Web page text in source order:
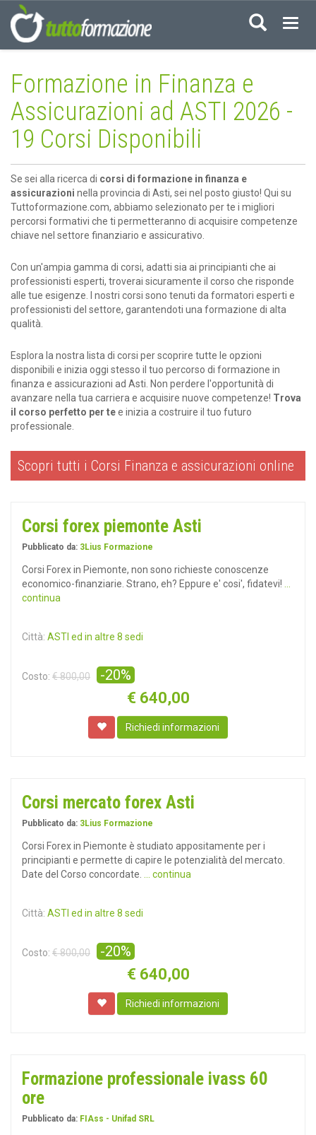
Formazione in Finanza e
Assicurazioni ad ASTI 2026 -
19 Corsi Disponibili
Se sei alla ricerca di corsi di formazione in finanza e
assicurazioni nella provincia di Asti, sei nel posto giusto! Qui su
Tuttoformazione.com, abbiamo selezionato per te i migliori
percorsi formativi che ti permetteranno di acquisire competenze
chiave nel settore finanziario e assicurativo.
Con un'ampia gamma di corsi, adatti sia ai principianti che ai
professionisti esperti, troverai sicuramente il corso che risponde
alle tue esigenze. I nostri corsi sono tenuti da formatori esperti e
professionisti del settore, garantendoti una formazione di alta
qualità.
Esplora la nostra lista di corsi per scoprire tutte le opzioni
disponibili e inizia oggi stesso il tuo percorso di formazione in
finanza e assicurazioni ad Asti. Non perdere l'opportunità di
avanzare nella tua carriera e acquisire nuove competenze! Trova
il corso perfetto per tee inizia a costruire il tuo futuro
professionale.
Scopri tutti i Corsi Finanza e assicurazioni online
Corsi forex piemonte Asti
Pubblicato da: 3Lius Formazione
Corsi Forex in Piemonte, non sono richieste conoscenze
economico-finanziarie. Strano, eh? Eppure e' cosi', fidatevi!
continua
Città: ASTI ed in altre 8 sedi
Costo: € 800,00 -20%
€ 640,00
Richiedi informazioni
Corsi mercato forex Asti
Pubblicato da: 3Lius Formazione
Corsi Forex in Piemonte è studiato appositamente per i
principianti e permette di capire le potenzialità del mercato.
Date del Corso concordate.
... continua
Città: ASTI ed in altre 8 sedi
Costo: € 800,00 -20%
€ 640,00
Richiedi informazioni
Formazione professionale ivass 60
ore
Pubblicato da: FIAss - Unifad SRL